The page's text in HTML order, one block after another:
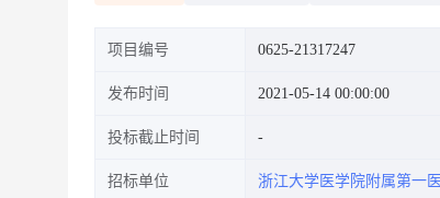
项目编号 0625-21317247
发布时间 2021-05-14 00:00:00
投标截止时间
招标单位 浙江大学医学院附属第一